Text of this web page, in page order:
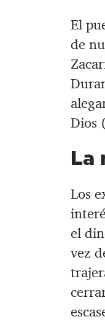
El
de
Dios
La
Los
el
vez